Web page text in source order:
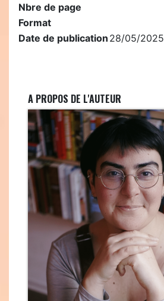
Nbre de page
Format
Date de publication 28/05/2025
A PROPOS DE L'AUTEUR